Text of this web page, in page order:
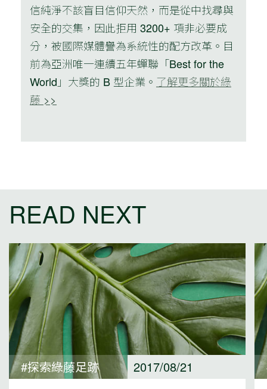
信純淨不該盲目信仰天然，而是從中找尋與
安全的交集，因此拒用 3200+ 項非必要成
分，被國際媒體譽為系統性的配方改革。目
前為亞洲唯一連續五年蟬聯「Best for the
World」大獎的 B 型企業。 了解更多關於綠
藤 >>
READ NEXT
#探索綠藤足跡 2017/08/21